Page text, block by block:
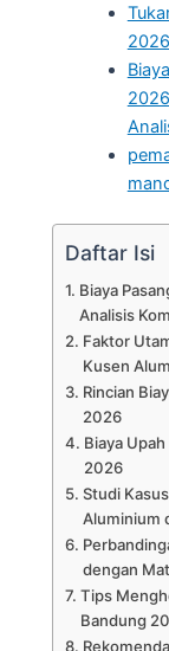
Daftar Isi
Biaya
Analisis
Faktor
Kusen
Rincian
2026
Biaya
2026
Studi
Aluminium
dengan
Tips
Bandung